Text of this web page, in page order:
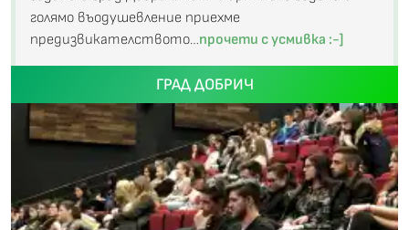
голямо въодушевление приехме
предизвикателството…прочети с усмивка :-]
ГРАД ДОБРИЧ